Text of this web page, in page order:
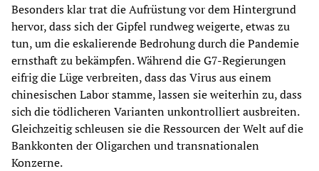
Besonders klar trat die Aufrüstung vor dem Hintergrund
hervor, dass sich der Gipfel rundweg weigerte, etwas zu
tun, um die eskalierende Bedrohung durch die Pandemie
ernsthaft zu bekämpfen. Während die G7-Regierungen
eifrig die Lüge verbreiten, dass das Virus aus einem
chinesischen Labor stamme, lassen sie weiterhin zu, dass
sich die tödlicheren Varianten unkontrolliert ausbreiten.
Gleichzeitig schleusen sie die Ressourcen der Welt auf die
Bankkonten der Oligarchen und transnationalen
Konzerne.